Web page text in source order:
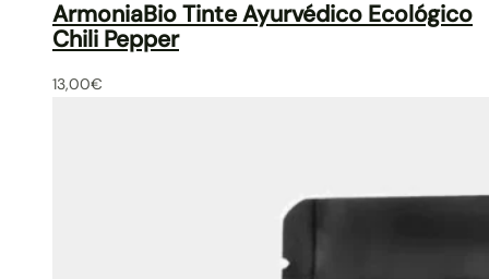
ArmoniaBio Tinte Ayurvédico Ecológico
Chili Pepper
13,00€